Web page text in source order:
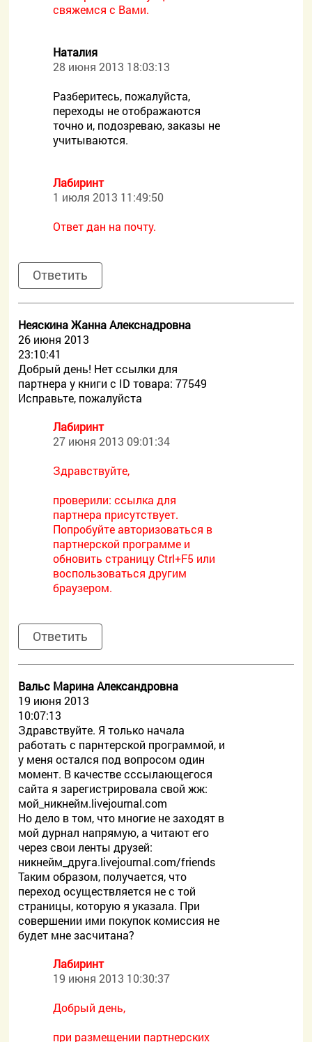
свяжемся с Вами.
Наталия
28 июня 2013 18:03:13
Разберитесь, пожалуйста,
переходы не отображаются
точно и, подозреваю, заказы не
учитываются.
Лабиринт
1 июля 2013 11:49:50
Ответ дан на почту.
Ответить
Неяскина Жанна Алекснадровна
26 июня 2013
23:10:41
Добрый день! Нет ссылки для
партнера у книги с ID товара: 77549
Исправьте, пожалуйста
Лабиринт
27 июня 2013 09:01:34
Здравствуйте,
проверили: ссылка для
партнера присутствует.
Попробуйте авторизоваться в
партнерской программе и
обновить страницу Ctrl+F5 или
воспользоваться другим
браузером.
Ответить
Вальс Марина Александровна
19 июня 2013
10:07:13
Здравствуйте. Я только начала
работать с парнтерской программой, и
у меня остался под вопросом один
момент. В качестве сссылающегося
сайта я зарегистрировала свой жж:
мой_никнейм.livejournal.com
Но дело в том, что многие не заходят в
мой дурнал напрямую, а читают его
через свои ленты друзей:
никнейм_друга.livejournal.com/friends
Таким образом, получается, что
переход осуществляется не с той
страницы, которую я указала. При
совершении ими покупок комиссия не
будет мне засчитана?
Лабиринт
19 июня 2013 10:30:37
Добрый день,
при размещении партнерских